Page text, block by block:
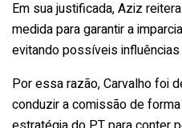
Em sua justificada, Aziz
medida para garantir a
evitando possíveis
Por essa razão, Carvalho foi
conduzir a comissão de